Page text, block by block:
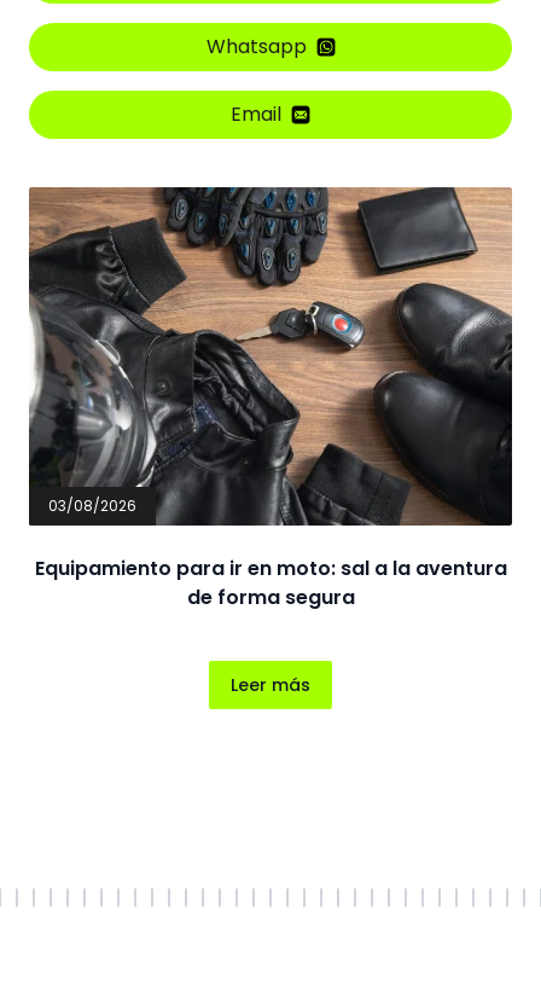
Whatsapp
Email
03/08/2026
Equipamiento para ir en moto: sal a la aventura
de forma segura
Leer más